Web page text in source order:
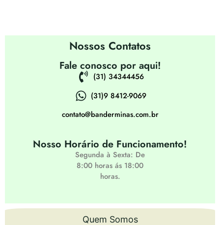
Quem Somos
Nossos Contatos
Fale conosco por aqui!
(31) 34344456
(31)9 8412-9069
contato@banderminas.com.br
Nosso Horário de Funcionamento!
Segunda à Sexta: De
8:00 horas ás 18:00
horas.